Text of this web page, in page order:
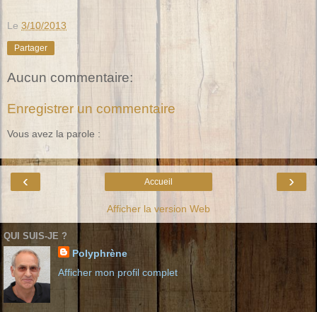
Le 3/10/2013
Partager
Aucun commentaire:
Enregistrer un commentaire
Vous avez la parole :
‹ ›
Accueil
Afficher la version Web
QUI SUIS-JE ?
Polyphrène
Afficher mon profil complet